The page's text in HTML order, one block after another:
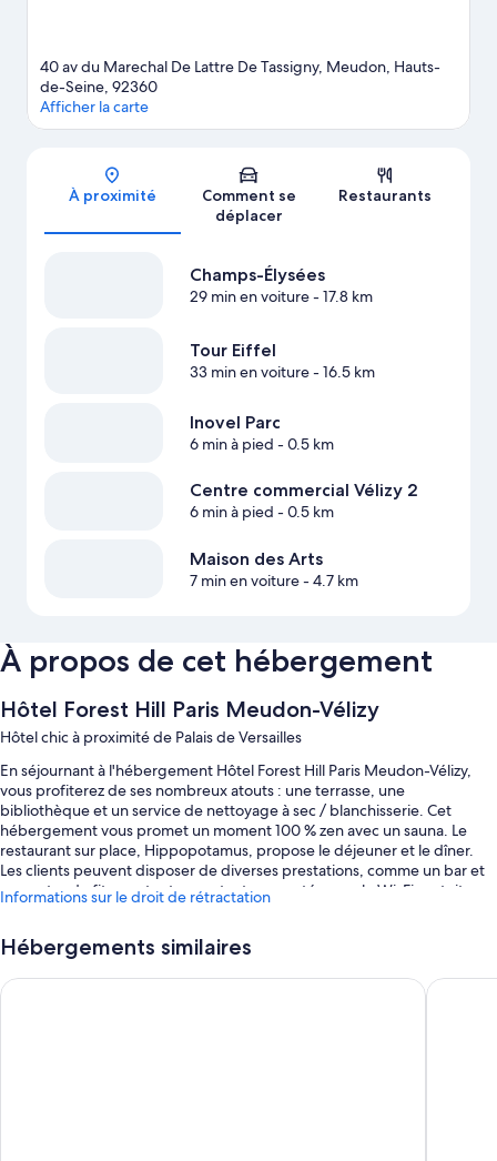
40 av du Marechal De Lattre De Tassigny, Meudon, Hauts-
de-Seine, 92360
Afficher la carte
À proximité
Comment se
déplacer
Restaurants
Champs-Élysées
29 min en voiture- 17.8 km
Tour Eiffel
33 min en voiture- 16.5 km
Inovel Parc
6 min à pied - 0.5 km
Centre commercial Vélizy 2
6 min à pied - 0.5 km
Maison des Arts
7 min en voiture- 4.7 km
À propos de cet hébergement
Hôtel Forest Hill Paris Meudon-Vélizy
Hôtel chic à proximité de Palais de Versailles
En séjournant à l'hébergement Hôtel Forest Hill Paris Meudon-Vélizy,
vous profiterez de ses nombreux atouts : une terrasse, une
bibliothèque et un service de nettoyage à sec / blanchisserie. Cet
hébergement vous promet un moment 100 % zen avec un sauna. Le
restaurant sur place, Hippopotamus, propose le déjeuner et le dîner.
Les clients peuvent disposer de diverses prestations, comme un bar et
un centre de fitness, tout en restant connectés avec le Wi-Fi gratuit
Autres avantages :
Informations sur le droit de rétractation
Hébergements similaires
Best Western Plus Paris Meudon Ermitage B&B